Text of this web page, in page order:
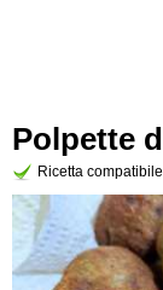
Polpette
Ricetta